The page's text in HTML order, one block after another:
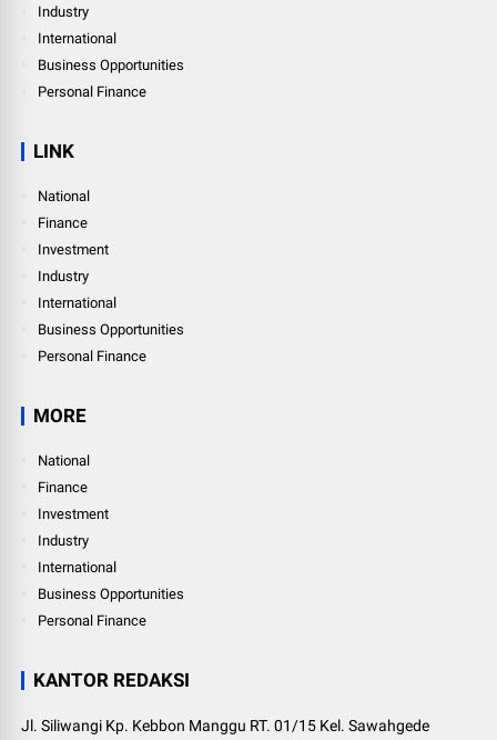
Industry
International
Business Opportunities
Personal Finance
LINK
National
Finance
Investment
Industry
International
Business Opportunities
Personal Finance
MORE
National
Finance
Investment
Industry
International
Business Opportunities
Personal Finance
KANTOR REDAKSI
Jl. Siliwangi Kp. Kebbon Manggu RT. 01/15 Kel. Sawahgede